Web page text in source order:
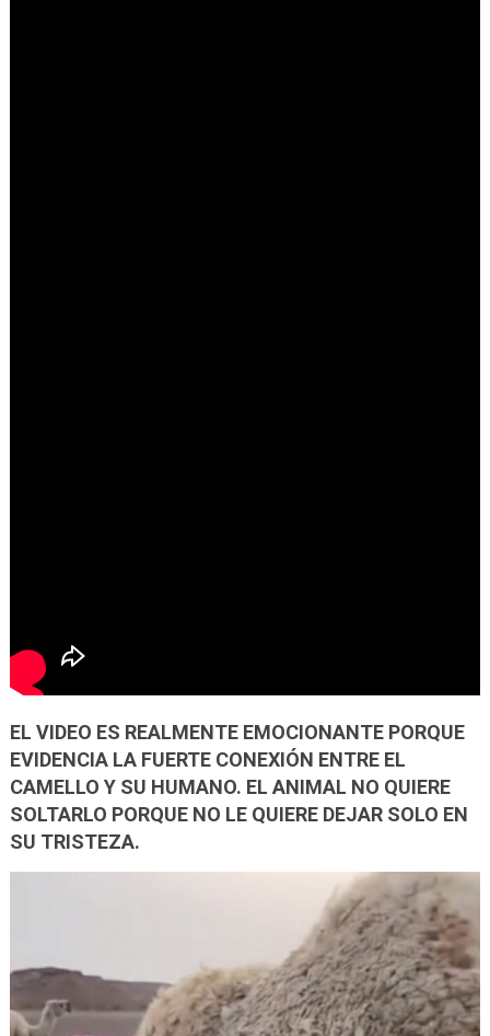
EL VIDEO ES REALMENTE EMOCIONANTE PORQUE
EVIDENCIA LA FUERTE CONEXIÓN ENTRE EL
CAMELLO Y SU HUMANO. EL ANIMAL NO QUIERE
SOLTARLO PORQUE NO LE QUIERE DEJAR SOLO EN
SU TRISTEZA.